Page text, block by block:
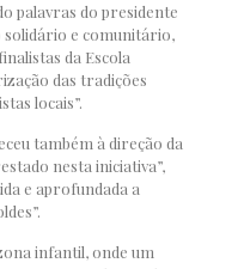
palavras do presidente
e comunitário,
da Escola
das tradições
locais”.
também à direção da
nesta iniciativa”,
e aprofundada a
infantil, onde um